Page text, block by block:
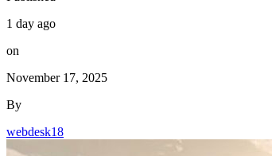
on
November 17, 2025
By
webdesk18